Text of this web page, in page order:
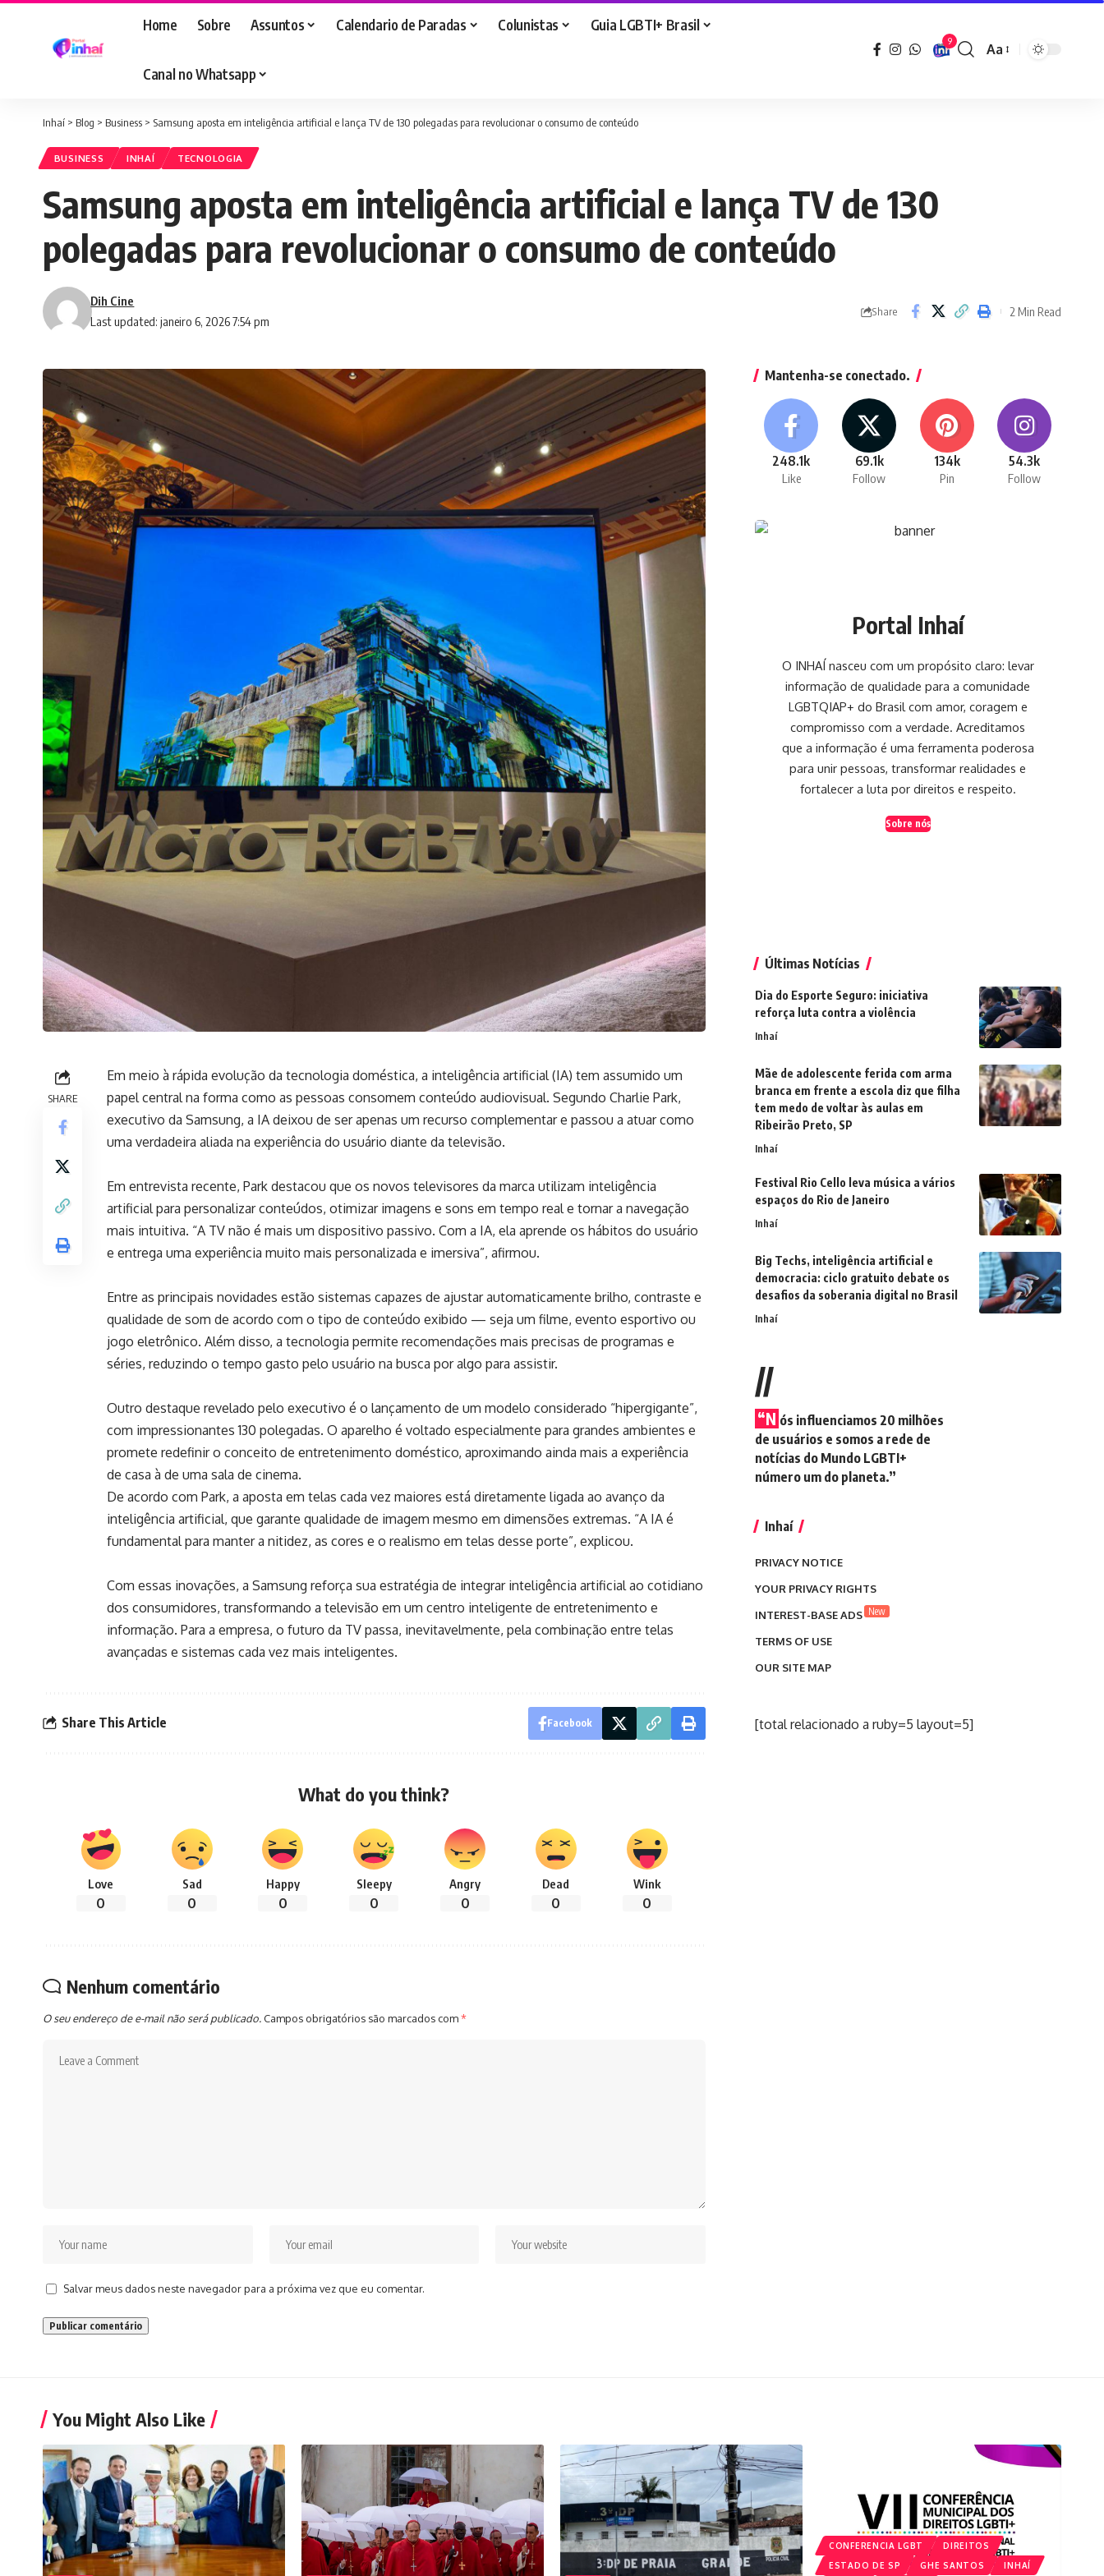
Home Sobre Assuntos Calendario de Paradas Colunistas Guia LGBTI+ Brasil
Canal no Whatsapp
9
Font
Aa
Inhaí > Blog > Business > Samsung aposta em inteligência artificial e lança TV de 130 polegadas para revolucionar o consumo de conteúdo
BUSINESS INHAÍ TECNOLOGIA
Samsung aposta em inteligência artificial e lança TV de 130
polegadas para revolucionar o consumo de conteúdo
Last updated: janeiro 6, 2026 7:54 pm
Dih Cine
Share 2 Min Read
SHARE
Em meio à rápida evolução da tecnologia doméstica, a inteligência artificial (IA) tem assumido um
papel central na forma como as pessoas consomem conteúdo audiovisual. Segundo Charlie Park,
executivo da Samsung, a IA deixou de ser apenas um recurso complementar e passou a atuar como
uma verdadeira aliada na experiência do usuário diante da televisão.
Em entrevista recente, Park destacou que os novos televisores da marca utilizam inteligência
artificial para personalizar conteúdos, otimizar imagens e sons em tempo real e tornar a navegação
mais intuitiva. “A TV não é mais um dispositivo passivo. Com a IA, ela aprende os hábitos do usuário
e entrega uma experiência muito mais personalizada e imersiva”, afirmou.
Entre as principais novidades estão sistemas capazes de ajustar automaticamente brilho, contraste e
qualidade de som de acordo com o tipo de conteúdo exibido — seja um filme, evento esportivo ou
jogo eletrônico. Além disso, a tecnologia permite recomendações mais precisas de programas e
séries, reduzindo o tempo gasto pelo usuário na busca por algo para assistir.
Outro destaque revelado pelo executivo é o lançamento de um modelo considerado “hipergigante”,
com impressionantes 130 polegadas. O aparelho é voltado especialmente para grandes ambientes e
promete redefinir o conceito de entretenimento doméstico, aproximando ainda mais a experiência
de casa à de uma sala de cinema.
De acordo com Park, a aposta em telas cada vez maiores está diretamente ligada ao avanço da
inteligência artificial, que garante qualidade de imagem mesmo em dimensões extremas. “A IA é
fundamental para manter a nitidez, as cores e o realismo em telas desse porte”, explicou.
Com essas inovações, a Samsung reforça sua estratégia de integrar inteligência artificial ao cotidiano
dos consumidores, transformando a televisão em um centro inteligente de entretenimento e
informação. Para a empresa, o futuro da TV passa, inevitavelmente, pela combinação entre telas
avançadas e sistemas cada vez mais inteligentes.
Share This Article Facebook
What do you think?
Love
0
Sad
0
Happy
0
Sleepy
0
Angry
0
Dead
0
Wink
0
Nenhum comentário
O seu endereço de e-mail não será publicado. Campos obrigatórios são marcados com*
Salvar meus dados neste navegador para a próxima vez que eu comentar.
Mantenha-se conectado.
248.1k
Like
69.1k
Follow
134k
Pin
54.3k
Follow
Portal Inhaí
O INHAÍ nasceu com um propósito claro: levar
informação de qualidade para a comunidade
LGBTQIAP+ do Brasil com amor, coragem e
compromisso com a verdade. Acreditamos
que a informação é uma ferramenta poderosa
para unir pessoas, transformar realidades e
fortalecer a luta por direitos e respeito.
Sobre nós
Últimas Notícias
Dia do Esporte Seguro: iniciativa
reforça luta contra a violência
Inhaí
Mãe de adolescente ferida com arma
branca em frente a escola diz que filha
tem medo de voltar às aulas em
Ribeirão Preto, SP
Inhaí
Festival Rio Cello leva música a vários
espaços do Rio de Janeiro
Inhaí
Big Techs, inteligência artificial e
democracia: ciclo gratuito debate os
desafios da soberania digital no Brasil
Inhaí
//
“N ós influenciamos 20 milhões
de usuários e somos a rede de
notícias do Mundo LGBTI+
número um do planeta.”
Inhaí
PRIVACY NOTICE
YOUR PRIVACY RIGHTS
INTEREST-BASE ADS New
TERMS OF USE
OUR SITE MAP
[total relacionado a ruby=5 layout=5]
You Might Also Like
CONFERENCIA LGBT
DIREITOS
ESTADO DE SP
GHE SANTOS INHAÍ